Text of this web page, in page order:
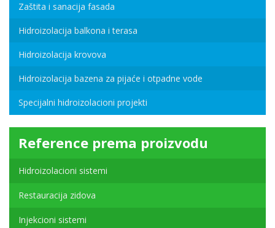
Zaštita i sanacija fasada
Hidroizolacija balkona i terasa
Hidroizolacija krovova
Hidroizolacija bazena za pijaće i otpadne vode
Specijalni hidroizolacioni projekti
Reference prema proizvodu
Hidroizolacioni sistemi
Restauracija zidova
Injekcioni sistemi